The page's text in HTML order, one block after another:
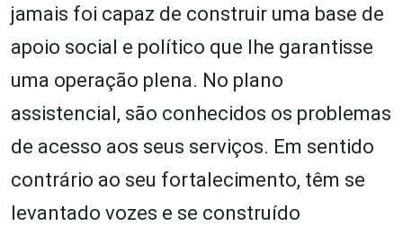
jamais foi capaz de construir uma base de
apoio social e político que lhe garantisse
uma operação plena. No plano
assistencial, são conhecidos os problemas
de acesso aos seus serviços. Em sentido
contrário ao seu fortalecimento, têm se
levantado vozes e se construído